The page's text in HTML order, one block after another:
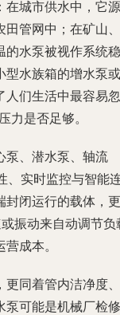
在城市供水中，它源
田管网中；在矿山、
的水泵被视作系统稳
型水族箱的增水泵或
人们生活中最容易忽
力是否足够。
泵、潜水泵、轴流
、实时监控与智能
封闭运行的载体，更
振动来自动调节负
成本。
更同着管内洁净度、
泵可能是机械厂检修